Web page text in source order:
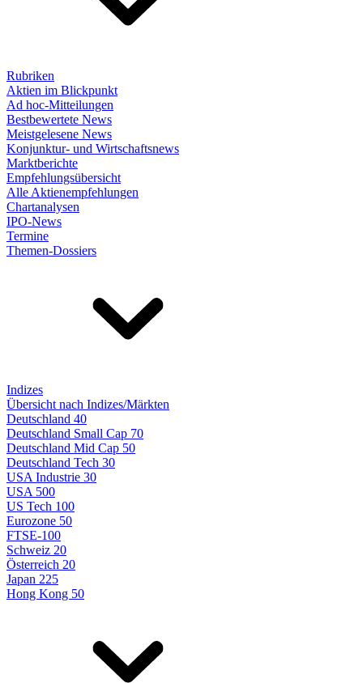
Rubriken
Aktien im Blickpunkt
Ad hoc-Mitteilungen
Bestbewertete News
Meistgelesene News
Konjunktur- und Wirtschaftsnews
Marktberichte
Empfehlungsübersicht
Alle Aktienempfehlungen
Chartanalysen
IPO-News
Termine
Themen-Dossiers
Indizes
Übersicht nach Indizes/Märkten
Deutschland 40
Deutschland Small Cap 70
Deutschland Mid Cap 50
Deutschland Tech 30
USA Industrie 30
USA 500
US Tech 100
Eurozone 50
FTSE-100
Schweiz 20
Österreich 20
Japan 225
Hong Kong 50